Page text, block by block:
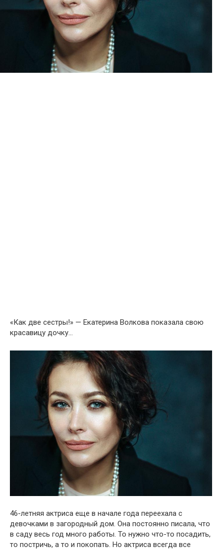
«Как две сестры!» — Екатерина Волкова показала свою
красавицу дочку…
46-летняя актриса еще в начале года переехала с
девочками в загородный дом. Она постоянно писала, что
в саду весь год много работы. То нужно что-то посадить,
то постричь, а то и покопать. Но актриса всегда все